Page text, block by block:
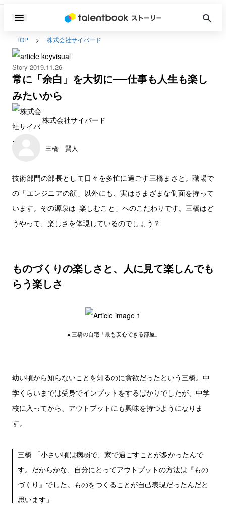
TOP 株式会社サイバード
Story 2019.11.26
常に「余白」を大切に──仕事も人生も楽し
みたいから
株式会社サイバード
三橋 賢人
技術部門の部長として日々を多忙に過ごす三橋まさと。職場で
の「エンジニアの顔」以外にも、実はさまざまな側面を持って
います。その源泉は｢楽しむこと」へのこだわりです。三橋はど
うやって、楽しさを体現しているのでしょう？
ものづくりの楽しさと、人に見て楽しんでも
らう楽しさ
▲三橋の自宅「最も安心できる部屋」
幼い頃から知らないことを知るのに貪欲だったという三橋。中
学くらいまでは受身でインプットをするばかりでしたが、中学
校に入ってから、アウトプットにも興味を持つようになりま
す。
三橋 「小さい頃は病弱で、家で過ごすことが多かったんで
す。だからかな、自分にとってアウトプットの方法は『もの
づくり』でした。ものをつくることが自己表現だったんだと
思います」